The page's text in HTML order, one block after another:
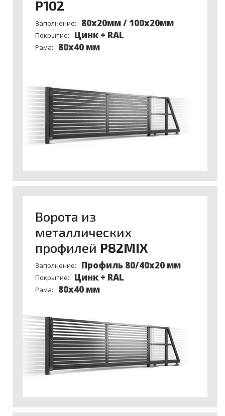
P102
Заполнение: 80х20мм / 100x20мм
Покрытие: Цинк + RAL
Рама: 80x40 мм
Ворота из
металлических
профилей P82MIX
Заполнение: Профиль 80/40х20 мм
Покрытие: Цинк + RAL
Рама: 80x40 мм